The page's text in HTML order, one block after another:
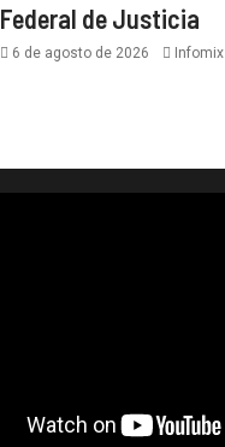
Federal de Justicia
6 de agosto de 2026 Infomix